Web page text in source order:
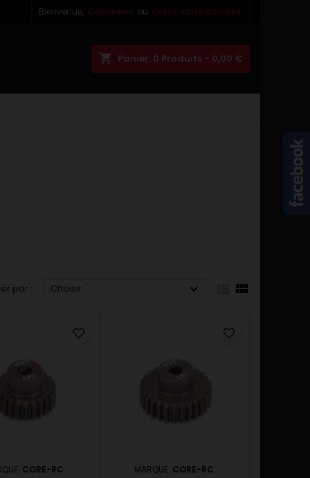
Bienvenue, Connexion ou Créez votre compte
shopping_cart Panier: 0 Produits - 0,00 €
par : Choisir  
CORE-RC
favorite_border
MARQUE: CORE-RC
favorite_border